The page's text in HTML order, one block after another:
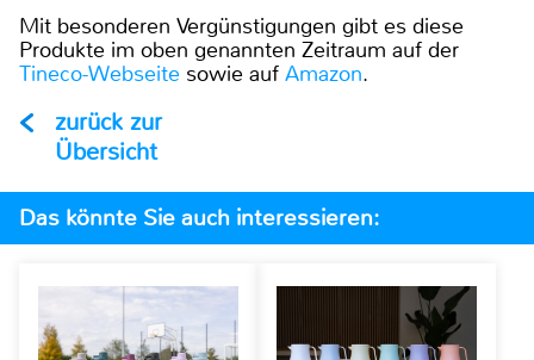
Mit besonderen Vergünstigungen gibt es diese
Produkte im oben genannten Zeitraum auf der
Tineco-Webseite sowie auf Amazon.
zurück zur
Übersicht
Das könnte Sie auch interessieren: